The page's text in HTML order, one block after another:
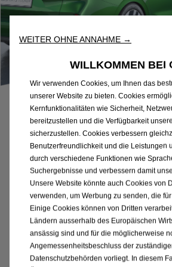
Astra Sports Tourer Edition, 1.2 Direct Injection Turbo
Gang-Doppelkupplungsgetriebe (eDCT), 107 kW (145 PS).
(Fahrzeugwert: CHF 36 750.– abzüglich Cash Prämie
5.8 l/100 km, CO2-Emission: 131 g/km, Energieeffizienz-
Laufzeit: 36 Monate, Laufleistung: 10 000 km/Jahr,
3.09%. Sonderzahlung: CHF 8805.–, Leasingrate pro
Rücknahmewert: CHF 15803.–. Obligatorische
WEITER OHNE ANNAHME →
WILLKOMMEN BEI
Wir verwenden Cookies, um Ihnen das
unserer Website zu bieten. Cookies
Kernfunktionalitäten wie Sicherheit,
bereitzustellen und die Verfügbarkeit
sicherzustellen. Cookies verbessern
Benutzerfreundlichkeit und die Leistungen
durch verschiedene Funktionen wie
Suchergebnisse und verbessern damit
Unsere Website könnte auch Cookies von
verwenden, um Werbung zu senden, die
Einige Cookies können von Dritten
Ländern ausserhalb des Europäischen
ansässig sind und für die möglicherweise
Angemessenheitsbeschluss der
Datenschutzbehörden vorliegt. In diesem